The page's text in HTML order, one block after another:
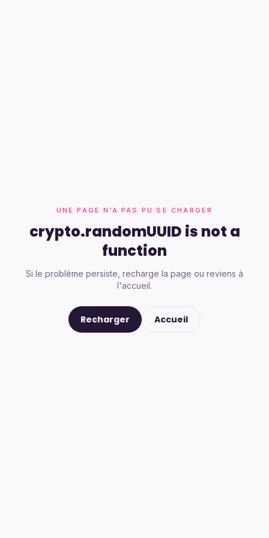
UNE PAGE N'A PAS PU SE CHARGER
crypto.randomUUID is not a
function
Si le problème persiste, recharge la page ou reviens à
l'accueil.
Recharger Accueil